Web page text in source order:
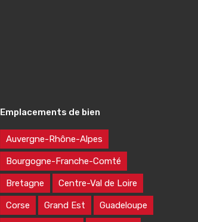
Emplacements de bien
Auvergne-Rhône-Alpes
Bourgogne-Franche-Comté
Bretagne Centre-Val de Loire
Corse Grand Est Guadeloupe